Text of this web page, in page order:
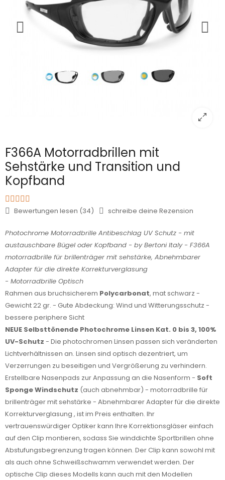
F366A Motorradbrillen mit
Sehstärke und Transition und
Kopfband
Bewertungen lesen (34) schreibe deine Rezension
Photochrome Motorradbrille Antibeschlag UV Schutz - mit
austauschbare Bügel oder Kopfband - by Bertoni Italy - F366A
motorradbrille für brillenträger mit sehstärke, Abnehmbarer
Adapter für die direkte Korrekturverglasung
- Motorradbrille Optisch
Rahmen aus bruchsicherem Polycarbonat, mat schwarz -
Gewicht 22 gr. - Gute Abdeckung: Wind und Witterungsschutz -
bessere periphere Sicht
NEUE Selbsttönende Photochrome Linsen Kat. 0 bis 3, 100%
UV-Schutz - Die photochromen Linsen passen sich veränderten
Lichtverhältnissen an. Linsen sind optisch dezentriert, um
Verzerrungen zu beseitigen und Vergrößerung zu verhindern.
Erstellbare Nasenpads zur Anpassung an die Nasenform - Soft
Sponge Windschutz (auch abnehmbar) - motorradbrille für
brillenträger mit sehstärke - Abnehmbarer Adapter für die direkte
Korrekturverglasung , ist im Preis enthalten. Ihr
vertrauenswürdiger Optiker kann Ihre Korrektionsgläser einfach
auf den Clip montieren, sodass Sie winddichte Sportbrillen ohne
Abstufungsbegrenzung tragen können. Der Clip kann sowohl mit
als auch ohne Schweißschwamm verwendet werden. Der
optische Clip dieses Modells kann auch mit den Modellen